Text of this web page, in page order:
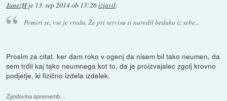
JanezH je 13. sep 2014 ob 13:26izjavil:
Pomiri se, vse je vredu. Že pri servisu si naredil bedaka iz sebe...
Prosim za citat. ker dam roko v ogenj da nisem bil tako neumen, da
sem trdil kaj tako neumnega kot to, da je proizvajalec zgolj krovno
podjetje, ki fizično izdela izdelek.
Zgodovina sprememb…